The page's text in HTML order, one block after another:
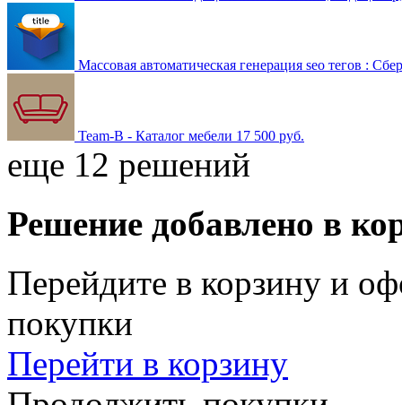
Массовая автоматическая генерация seo тегов :
Team-B - Каталог мебели 17 500 руб.
еще 12 решений
Решение добавлено в
Перейдите в корзину и
покупки
Перейти в корзину